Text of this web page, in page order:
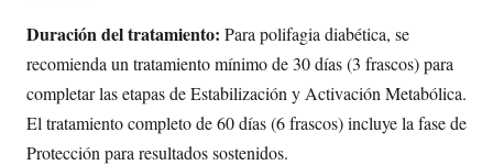
Duración del tratamiento: Para polifagia diabética, se
recomienda un tratamiento mínimo de 30 días (3 frascos) para
completar las etapas de Estabilización y Activación Metabólica.
El tratamiento completo de 60 días (6 frascos) incluye la fase de
Protección para resultados sostenidos.